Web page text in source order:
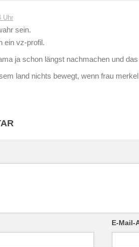
Uhr
sein.
ein vz-profil.
ja schon längst nachmachen und
land nichts bewegt, wenn frau
E-Mail-